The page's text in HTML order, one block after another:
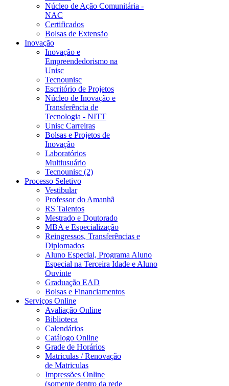
Núcleo de Ação Comunitária -
NAC
Certificados
Bolsas de Extensão
Inovação
Inovação e
Empreendedorismo na
Unisc
Tecnounisc
Escritório de Projetos
Núcleo de Inovação e
Transferência de
Tecnologia - NITT
Unisc Carreiras
Bolsas e Projetos de
Inovação
Laboratórios
Multiusuário
Tecnounisc (2)
Processo Seletivo
Vestibular
Professor do Amanhã
RS Talentos
Mestrado e Doutorado
MBA e Especialização
Reingressos, Transferências e
Diplomados
Aluno Especial, Programa Aluno
Especial na Terceira Idade e Aluno
Ouvinte
Graduação EAD
Bolsas e Financiamentos
Serviços Online
Avaliação Online
Biblioteca
Calendários
Catálogo Online
Grade de Horários
Matriculas / Renovação
de Matriculas
Impressões Online
(somente dentro da rede